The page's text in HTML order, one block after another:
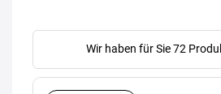
Wir haben für Sie 72